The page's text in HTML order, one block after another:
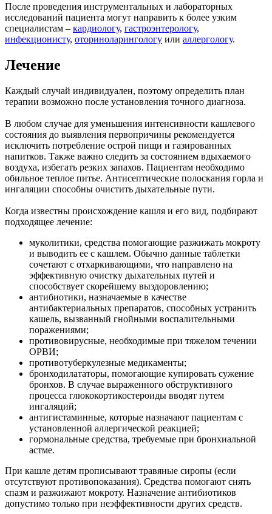
После проведения инструментальных и лабораторных
исследований пациента могут направить к более узким
специалистам – кардиологу, гастроэнтерологу,
инфекционисту, оториноларингологу или аллергологу.
Лечение
Каждый случай индивидуален, поэтому определить план
терапии возможно после установления точного диагноза.
В любом случае для уменьшения интенсивности кашлевого
состояния до выявления первопричины рекомендуется
исключить потребление острой пищи и газированных
напитков. Также важно следить за состоянием вдыхаемого
воздуха, избегать резких запахов. Пациентам необходимо
обильное теплое питье. Антисептические полоскания горла и
ингаляции способны очистить дыхательные пути.
Когда известны происхождение кашля и его вид, подбирают
подходящее лечение:
муколитики, средства помогающие разжижать мокроту
и выводить ее с кашлем. Обычно данные таблетки
сочетают с отхаркивающими, что направлено на
эффективную очистку дыхательных путей и
способствует скорейшему выздоровлению;
антибиотики, назначаемые в качестве
антибактериальных препаратов, способных устранить
кашель, вызванный гнойными воспалительными
поражениями;
противовирусные, необходимые при тяжелом течении
ОРВИ;
противотуберкулезные медикаменты;
бронходилататоры, помогающие купировать сужение
бронхов. В случае выраженного обструктивного
процесса глюкокортикостероиды вводят путем
ингаляций;
антигистаминные, которые назначают пациентам с
установленной аллергической реакцией;
гормональные средства, требуемые при бронхиальной
астме.
При кашле детям прописывают травяные сиропы (если
отсутствуют противопоказания). Средства помогают снять
спазм и разжижают мокроту. Назначение антибиотиков
допустимо только при неэффективности других средств.